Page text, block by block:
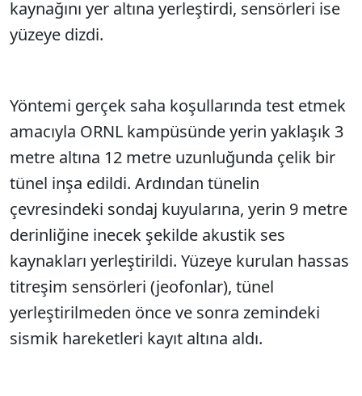
kaynağını yer altına yerleştirdi, sensörleri ise
yüzeye dizdi.
Yöntemi gerçek saha koşullarında test etmek
amacıyla ORNL kampüsünde yerin yaklaşık 3
metre altına 12 metre uzunluğunda çelik bir
tünel inşa edildi. Ardından tünelin
çevresindeki sondaj kuyularına, yerin 9 metre
derinliğine inecek şekilde akustik ses
kaynakları yerleştirildi. Yüzeye kurulan hassas
titreşim sensörleri (jeofonlar), tünel
yerleştirilmeden önce ve sonra zemindeki
sismik hareketleri kayıt altına aldı.